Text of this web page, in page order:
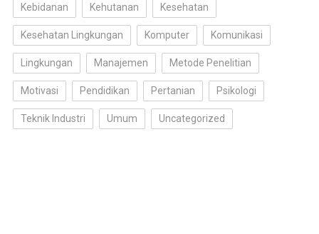
Kebidanan Kehutanan Kesehatan
Kesehatan Lingkungan Komputer Komunikasi
Lingkungan Manajemen Metode Penelitian
Motivasi Pendidikan Pertanian Psikologi
Teknik Industri Umum Uncategorized